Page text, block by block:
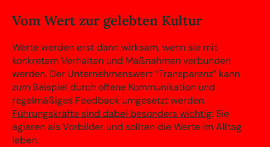
Vom Wert zur gelebten Kultur
Werte werden erst dann wirksam, wenn sie mit
konkretem Verhalten und Maßnahmen verbunden
werden. Der Unternehmenswert “Transparenz” kann
zum Beispiel durch offene Kommunikation und
regelmäßiges Feedback umgesetzt werden.
Führungskräfte sind dabei besonders wichtig: Sie
agieren als Vorbilder und sollten die Werte im Alltag
leben.